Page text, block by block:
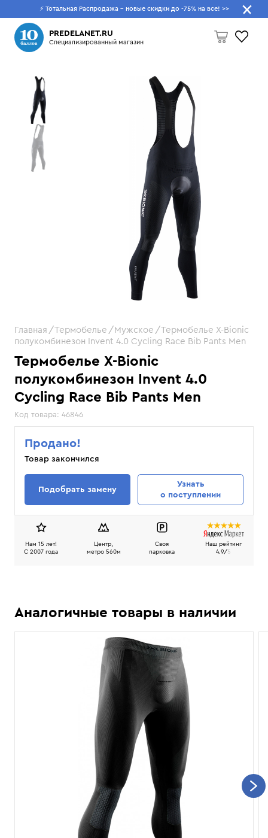
⚡ Тотальная Распродажа - новые скидки до -75% на все! >>
PREDELANET.RU
Специализированный магазин
Пусто
Что будем искать?
Термобелье X-Bionic
полукомбинезон Invent 4.0
Cycling Race Bib Pants Men
Код товара: 46846
Главная Термобелье Мужское
Термобелье X-Bionic
полукомбинезон Invent 4.0 Cycling Race Bib Pants Men
Продано!
Товар закончился
Подобрать замену
Узнать
о поступлении
Нам 15 лет!
C 2007 года
Центр,
метро 560м
Своя
парковка
Наш рейтинг
4.9/5
Аналогичные товары в наличии